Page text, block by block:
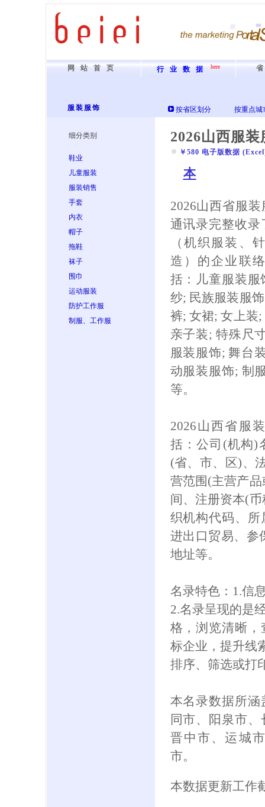
网站首页 行业数据 here
服装服饰 按省区划分 按重点城
细分类别
鞋业
儿童服装
服装销售
手套
内衣
帽子
拖鞋
袜子
围巾
运动服装
防护工作服
制服、工作服
2026山西服
￥580 电子版数据
本
2026山西省服
通讯录完整收
（机织服装、
造）的企业联
括：儿童服装服
纱; 民族服装服
裤; 女裙; 女上装
亲子装; 特殊尺
服装服饰; 舞台
动服装服饰; 制
等。
2026山西省服
括：公司(机构)
(省、市、区)、
营范围(主营产
间、注册资本(
织机构代码、
进出口贸易、参
地址等。
名录特色：1.信
2.名录呈现的是
格，浏览清晰
标企业，提升线
排序、筛选或打
本名录数据所
同市、阳泉市
晋中市、运城
市。
本数据更新工作